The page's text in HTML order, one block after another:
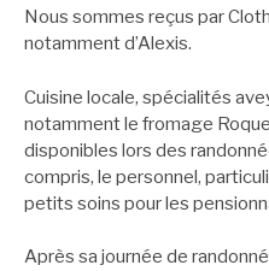
Nous sommes reçus par
notamment d’Alexis.
Cuisine locale, spécialités
notamment le fromage
disponibles lors des
compris, le personnel,
petits soins pour les
Après sa journée de